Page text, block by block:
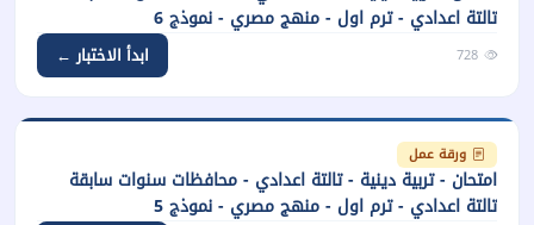
تالتة اعدادي - ترم اول - منهج مصري - نموذج 6
728 ابدأ الاختبار ←
ورقة عمل
امتحان - تربية دينية - تالتة اعدادي - محافظات سنوات سابقة
تالتة اعدادي - ترم اول - منهج مصري - نموذج 5